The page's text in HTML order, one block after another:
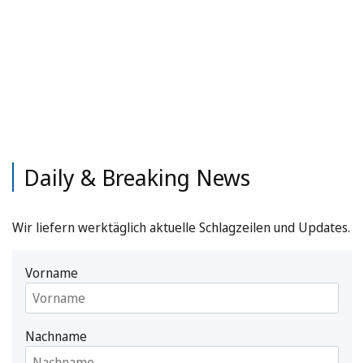
Daily & Breaking News
Wir liefern werktäglich aktuelle Schlagzeilen und Updates.
Vorname
Nachname